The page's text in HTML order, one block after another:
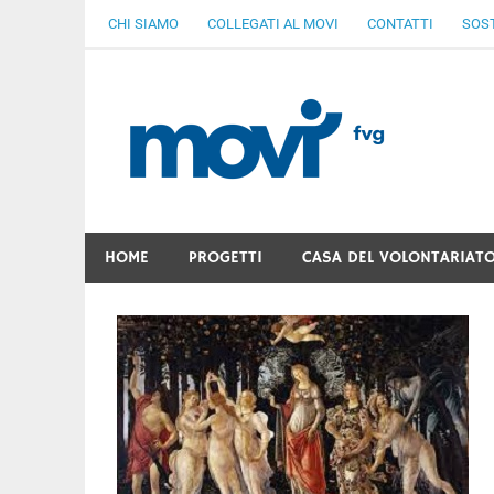
CHI SIAMO COLLEGATI AL MOVI CONTATTI
HOME PROGETTI CASA DEL